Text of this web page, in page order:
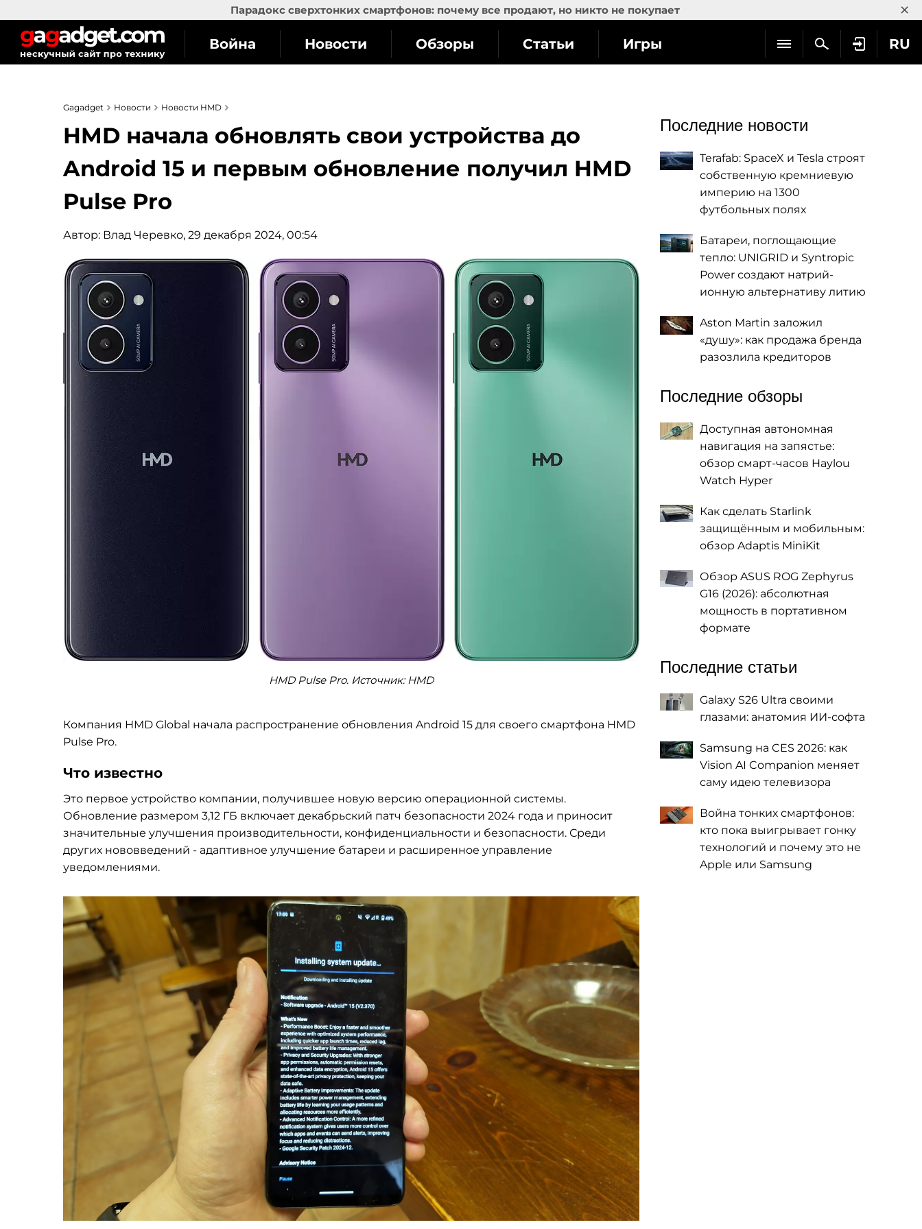
Парадокс сверхтонких смартфонов: почему все продают, но никто не покупает ×
RU
Война Новости Обзоры Статьи Игры
Gagadget Новости Новости HMD
HMD начала обновлять свои устройства до
Android 15 и первым обновление получил HMD
Pulse Pro
Автор: Влад Черевко, 29 декабря 2024, 00:54
HMD Pulse Pro. Источник: HMD
Компания HMD Global начала распространение обновления Android 15 для своего смартфона HMD
Pulse Pro.
Что известно
Это первое устройство компании, получившее новую версию операционной системы.
Обновление размером 3,12 ГБ включает декабрьский патч безопасности 2024 года и приносит
значительные улучшения производительности, конфиденциальности и безопасности. Среди
других нововведений - адаптивное улучшение батареи и расширенное управление
уведомлениями.
Последние новости
Terafab: SpaceX и Tesla строят
собственную кремниевую
империю на 1300
футбольных полях
Батареи, поглощающие
тепло: UNIGRID и Syntropic
Power создают натрий-
ионную альтернативу литию
Aston Martin заложил
«душу»: как продажа бренда
разозлила кредиторов
Последние обзоры
Доступная автономная
навигация на запястье:
обзор смарт-часов Haylou
Watch Hyper
Как сделать Starlink
защищённым и мобильным:
обзор Adaptis MiniKit
Обзор ASUS ROG Zephyrus
G16 (2026): абсолютная
мощность в портативном
формате
Последние статьи
Galaxy S26 Ultra своими
глазами: анатомия ИИ-софта
Samsung на CES 2026: как
Vision AI Companion меняет
саму идею телевизора
Война тонких смартфонов:
кто пока выигрывает гонку
технологий и почему это не
Apple или Samsung